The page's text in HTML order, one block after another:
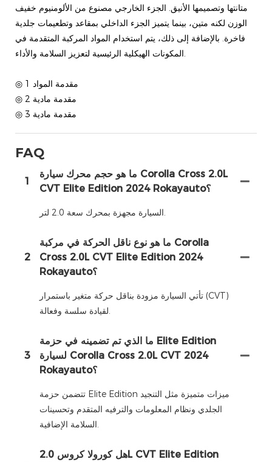
متانتها وتصميمها الأنيق. الجزء الخارجي مصنوع من الألومنيوم خفيف
الوزن لكنه متين، بينما يتميز الجزء الداخلي بمقاعد وتطعيمات جلدية
فاخرة. بالإضافة إلى ذلك، يتم استخدام المواد المركبة المتقدمة في
المكونات الهيكلية الرئيسية لتعزيز السلامة والأداء.
◎ مقدمة مادية 2
◎ مقدمة مادية 3
FAQ
1
ما هو حجم محرك سيارة Corolla Cross 2.0L
CVT Elite Edition 2024 Rokayauto؟
2
ما هو نوع ناقل الحركة في مركبة Corolla
Cross 2.0L CVT Elite Edition 2024
Rokayauto؟
تأتي السيارة مزودة بناقل حركة متغير باستمرار (CVT)
3
ما الذي تم تضمينه في حزمة Elite Edition
لسيارة Corolla Cross 2.0L CVT 2024
Rokayauto؟
تتضمن حزمة Elite Edition ميزات متميزة مثل التنجيد
الجلدي ونظام المعلومات والترفيه المتقدم وتحسينات
هل كورولا كروس 2.0L CVT Elite Edition